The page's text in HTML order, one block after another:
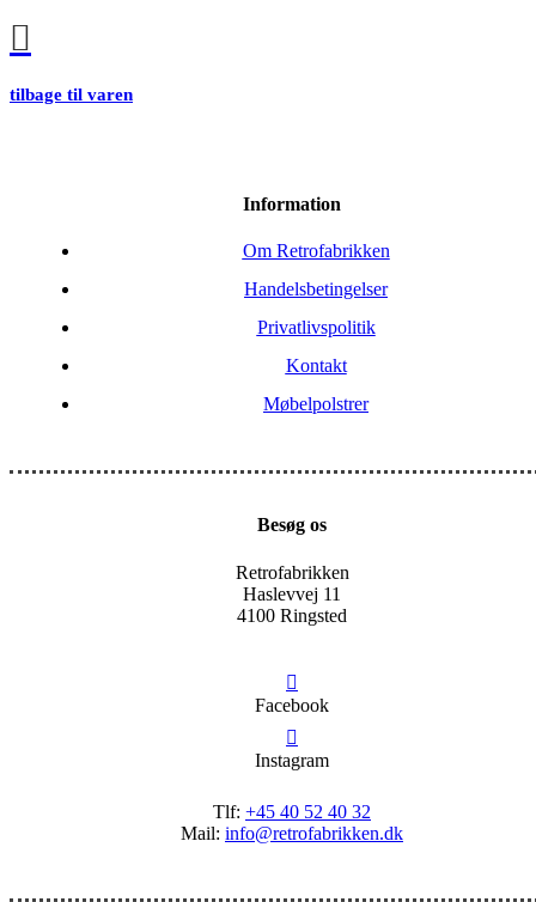
tilbage til varen
Information
Om Retrofabrikken
Handelsbetingelser
Privatlivspolitik
Kontakt
Møbelpolstrer
Besøg os
Retrofabrikken
Haslevvej 11
4100 Ringsted
Facebook
Instagram
Tlf: +45 40 52 40 32
Mail: info@retrofabrikken.dk